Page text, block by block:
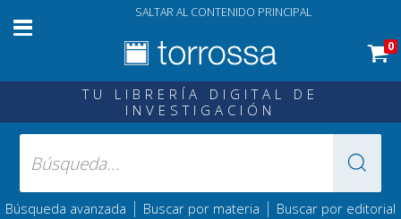
SALTAR AL CONTENIDO PRINCIPAL
0
TU LIBRERÍA DIGITAL DE
INVESTIGACIÓN
Búsqueda avanzada | Buscar por materia | Buscar por editorial